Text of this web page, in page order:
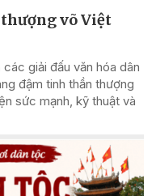
võ Việt
giải đấu văn hóa dân
đậm tinh thần thượng
sức mạnh, kỹ thuật và